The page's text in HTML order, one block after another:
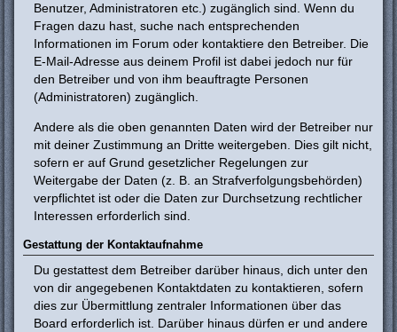
Benutzer, Administratoren etc.) zugänglich sind. Wenn du
Fragen dazu hast, suche nach entsprechenden
Informationen im Forum oder kontaktiere den Betreiber. Die
E-Mail-Adresse aus deinem Profil ist dabei jedoch nur für
den Betreiber und von ihm beauftragte Personen
(Administratoren) zugänglich.
Andere als die oben genannten Daten wird der Betreiber nur
mit deiner Zustimmung an Dritte weitergeben. Dies gilt nicht,
sofern er auf Grund gesetzlicher Regelungen zur
Weitergabe der Daten (z. B. an Strafverfolgungsbehörden)
verpflichtet ist oder die Daten zur Durchsetzung rechtlicher
Interessen erforderlich sind.
Gestattung der Kontaktaufnahme
Du gestattest dem Betreiber darüber hinaus, dich unter den
von dir angegebenen Kontaktdaten zu kontaktieren, sofern
dies zur Übermittlung zentraler Informationen über das
Board erforderlich ist. Darüber hinaus dürfen er und andere